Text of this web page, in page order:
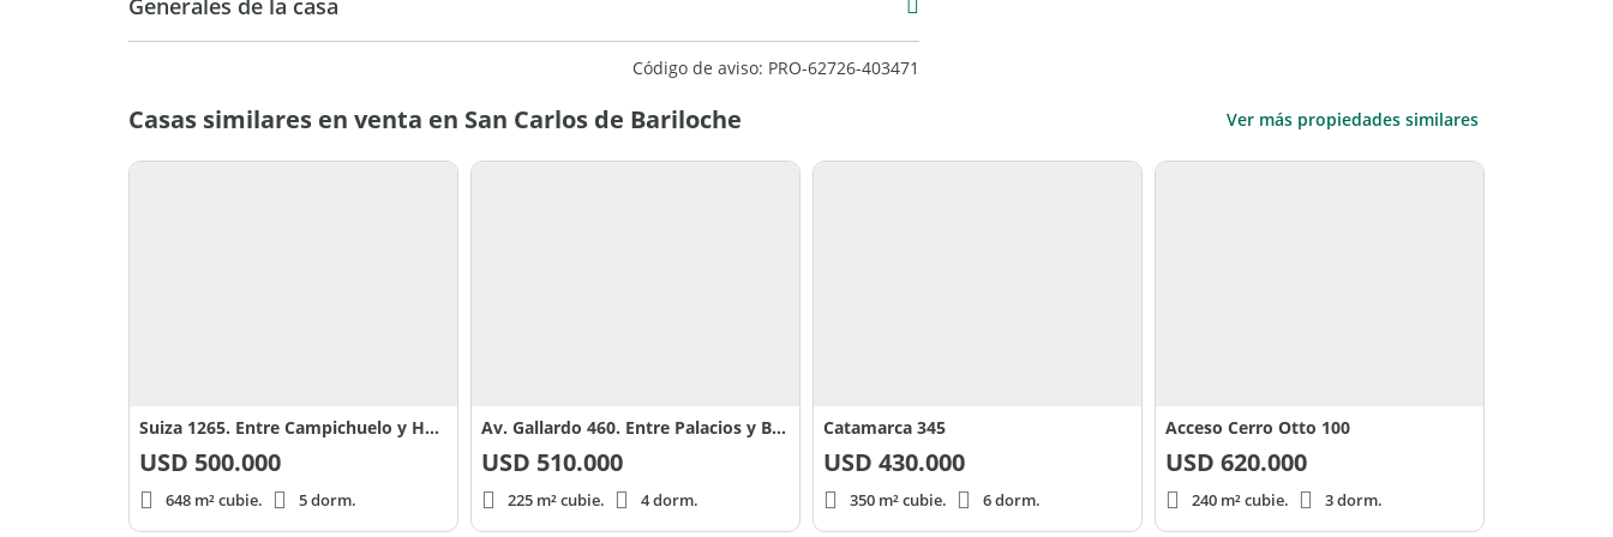
Código de aviso: PRO-62726-403471
Casas similares en venta en San Carlos de Bariloche Ver más propiedades similares
Suiza 1265. Entre Campichuelo y Hungria
USD 500.000
648 m² cubie. 5 dorm.
Av. Gallardo 460. Entre Palacios y Beschedt
USD 510.000
225 m² cubie. 4 dorm.
Catamarca 345
USD 430.000
350 m² cubie. 6 dorm.
Acceso Cerro Otto 100
USD 620.000
240 m² cubie. 3 dorm.